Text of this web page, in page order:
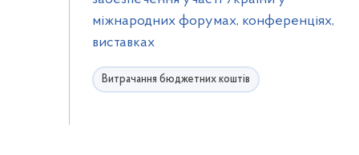
міжнародних форумах, конференціях,
виставках
Витрачання бюджетних коштів